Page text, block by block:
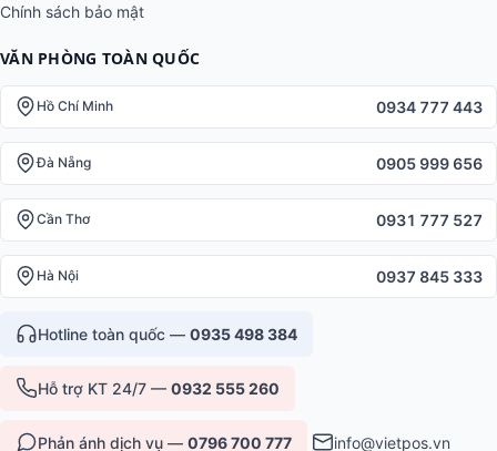
Chính sách bảo mật
VĂN PHÒNG TOÀN QUỐC
Hồ Chí Minh 0934 777 443
Đà Nẵng 0905 999 656
Cần Thơ 0931 777 527
Hà Nội 0937 845 333
Hotline toàn quốc — 0935 498 384
Hỗ trợ KT 24/7 — 0932 555 260
Phản ánh dịch vụ — 0796 700 777 info@vietpos.vn